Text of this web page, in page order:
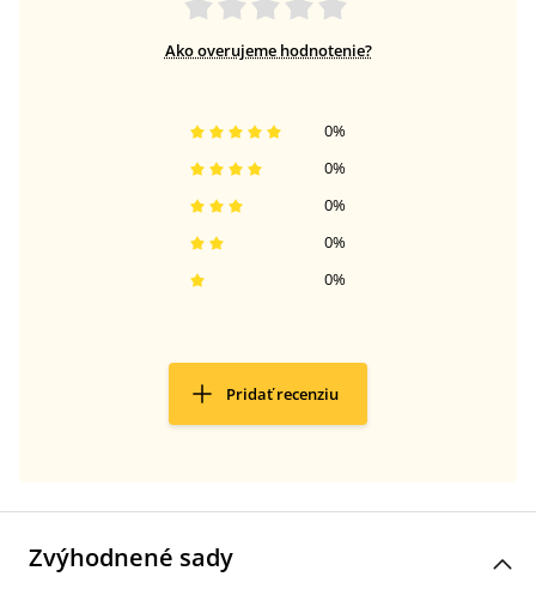
Ako overujeme hodnotenie?
0%
0%
0%
0%
0%
Pridať recenziu
Zvýhodnené sady